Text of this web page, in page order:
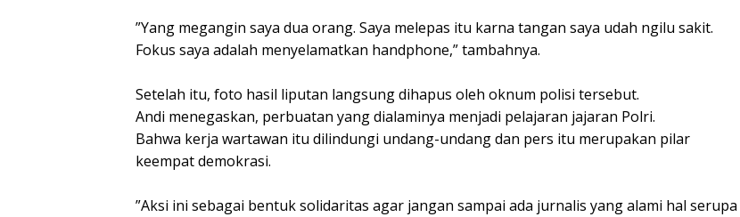
‎”Yang megangin saya dua orang. Saya melepas itu karna tangan saya udah ngilu sakit.
Fokus saya adalah menyelamatkan handphone,” tambahnya.
‎Setelah itu, foto hasil liputan langsung dihapus oleh oknum polisi tersebut.
‎Andi menegaskan, perbuatan yang dialaminya menjadi pelajaran jajaran Polri.
‎Bahwa kerja wartawan itu dilindungi undang-undang dan pers itu merupakan pilar
keempat demokrasi.
‎”Aksi ini sebagai bentuk solidaritas agar jangan sampai ada jurnalis yang alami hal serupa